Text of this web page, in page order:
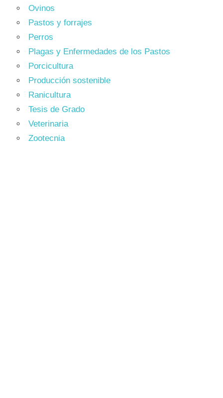
Ovinos
Pastos y forrajes
Perros
Plagas y Enfermedades de los Pastos
Porcicultura
Producción sostenible
Ranicultura
Tesis de Grado
Veterinaria
Zootecnia